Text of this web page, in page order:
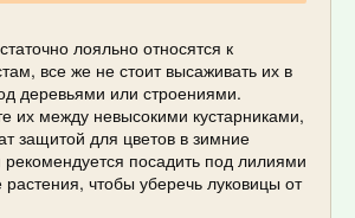
лояльно относятся к
все же не стоит высаживать их в
деревьями или строениями.
их между невысокими кустарниками,
защитой для цветов в зимние
посадить под лилиями
чтобы уберечь луковицы от